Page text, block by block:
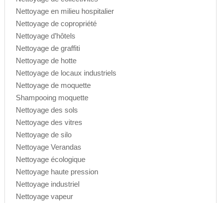
Nettoyage en milieu hospitalier
Nettoyage de copropriété
Nettoyage d’hôtels
Nettoyage de graffiti
Nettoyage de hotte
Nettoyage de locaux industriels
Nettoyage de moquette
Shampooing moquette
Nettoyage des sols
Nettoyage des vitres
Nettoyage de silo
Nettoyage Verandas
Nettoyage écologique
Nettoyage haute pression
Nettoyage industriel
Nettoyage vapeur